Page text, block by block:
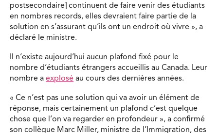
postsecondaire] continuent de faire venir des étudiants
en nombres records, elles devraient faire partie de la
solution en s’assurant qu’ils ont un endroit où vivre », a
déclaré le ministre.
Il n’existe aujourd’hui aucun plafond fixé pour le
nombre d’étudiants étrangers accueillis au Canada. Leur
nombre a explosé au cours des dernières années.
« Ce n’est pas une solution qui va avoir un élément de
réponse, mais certainement un plafond c’est quelque
chose que l’on va regarder en profondeur », a confirmé
son collègue Marc Miller, ministre de l’Immigration, des